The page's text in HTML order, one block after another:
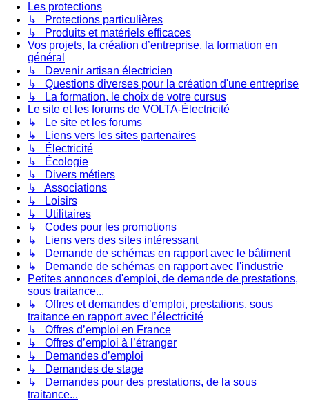
Les protections
↳ Protections particulières
↳ Produits et matériels efficaces
Vos projets, la création d’entreprise, la formation en
général
↳ Devenir artisan électricien
↳ Questions diverses pour la création d'une entreprise
↳ La formation, le choix de votre cursus
Le site et les forums de VOLTA-Électricité
↳ Le site et les forums
↳ Liens vers les sites partenaires
↳ Électricité
↳ Écologie
↳ Divers métiers
↳ Associations
↳ Loisirs
↳ Utilitaires
↳ Codes pour les promotions
↳ Liens vers des sites intéressant
↳ Demande de schémas en rapport avec le bâtiment
↳ Demande de schémas en rapport avec l'industrie
Petites annonces d'emploi, de demande de prestations,
sous traitance...
↳ Offres et demandes d’emploi, prestations, sous
traitance en rapport avec l’électricité
↳ Offres d’emploi en France
↳ Offres d’emploi à l’étranger
↳ Demandes d’emploi
↳ Demandes de stage
↳ Demandes pour des prestations, de la sous
traitance...